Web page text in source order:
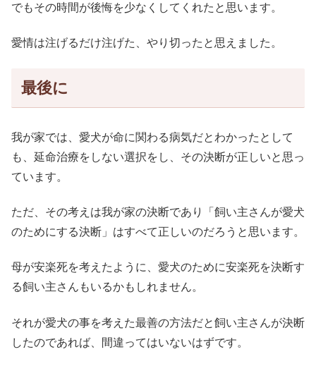
でもその時間が後悔を少なくしてくれたと思います。
愛情は注げるだけ注げた、やり切ったと思えました。
最後に
我が家では、愛犬が命に関わる病気だとわかったとして
も、延命治療をしない選択をし、その決断が正しいと思っ
ています。
ただ、その考えは我が家の決断であり「飼い主さんが愛犬
のためにする決断」はすべて正しいのだろうと思います。
母が安楽死を考えたように、愛犬のために安楽死を決断す
る飼い主さんもいるかもしれません。
それが愛犬の事を考えた最善の方法だと飼い主さんが決断
したのであれば、間違ってはいないはずです。